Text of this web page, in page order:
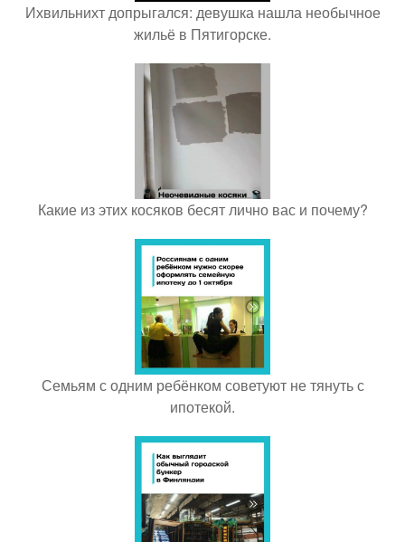
Ихвильнихт допрыгался: девушка нашла необычное
жильё в Пятигорске.
Какие из этих косяков бесят лично вас и почему?
Семьям с одним ребёнком советуют не тянуть с
ипотекой.